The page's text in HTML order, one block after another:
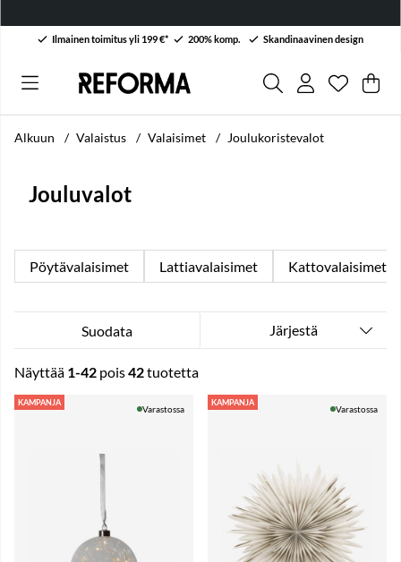
Ilmainen toimitus yli 199 €* 200% komp. Skandinaavinen design
Toivelista
. .
Alkuun Valaistus Valaisimet Joulukoristevalot
Jouluvalot
Pöytävalaisimet Lattiavalaisimet Kattovalaisimet
Suodata Järjestä
Näyttää 1-42 pois42tuotetta
Tuotteet
KAMPANJA
Varastossa
KAMPANJA
Varastossa